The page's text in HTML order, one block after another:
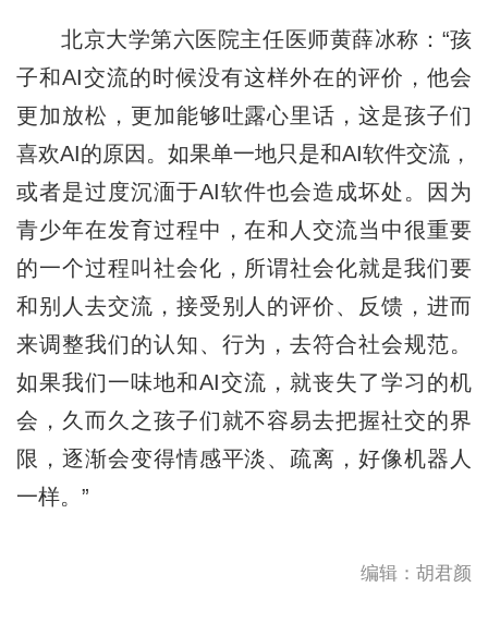
北京大学第六医院主任医师黄薛冰称：“孩
子和AI交流的时候没有这样外在的评价，他会
更加放松，更加能够吐露心里话，这是孩子们
喜欢AI的原因。如果单一地只是和AI软件交流，
或者是过度沉湎于AI软件也会造成坏处。因为
青少年在发育过程中，在和人交流当中很重要
的一个过程叫社会化，所谓社会化就是我们要
和别人去交流，接受别人的评价、反馈，进而
来调整我们的认知、行为，去符合社会规范。
如果我们一味地和AI交流，就丧失了学习的机
会，久而久之孩子们就不容易去把握社交的界
限，逐渐会变得情感平淡、疏离，好像机器人
一样。”
编辑：胡君颜